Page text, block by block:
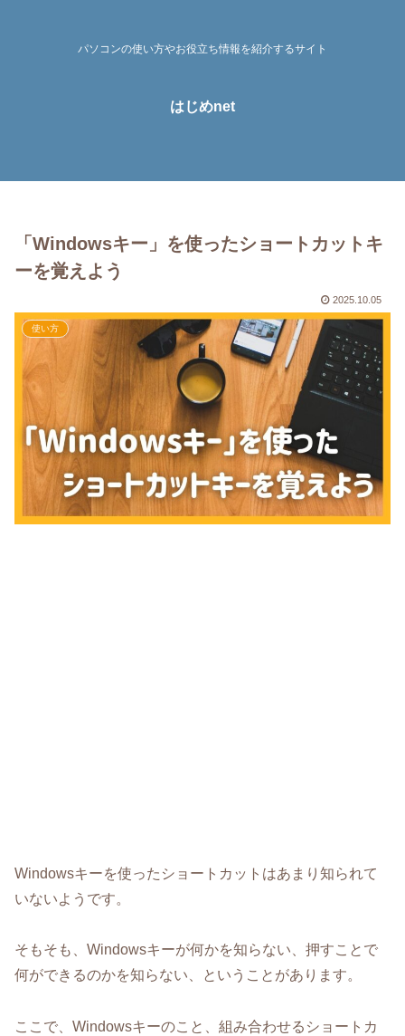
パソコンの使い方やお役立ち情報を紹介するサイト
はじめnet
「Windowsキー」を使ったショートカットキ
ーを覚えよう
2025.10.05
使い方
Windowsキーを使ったショートカットはあまり知られて
いないようです。
そもそも、Windowsキーが何かを知らない、押すことで
何ができるのかを知らない、ということがあります。
ここで、Windowsキーのこと、組み合わせるショートカ